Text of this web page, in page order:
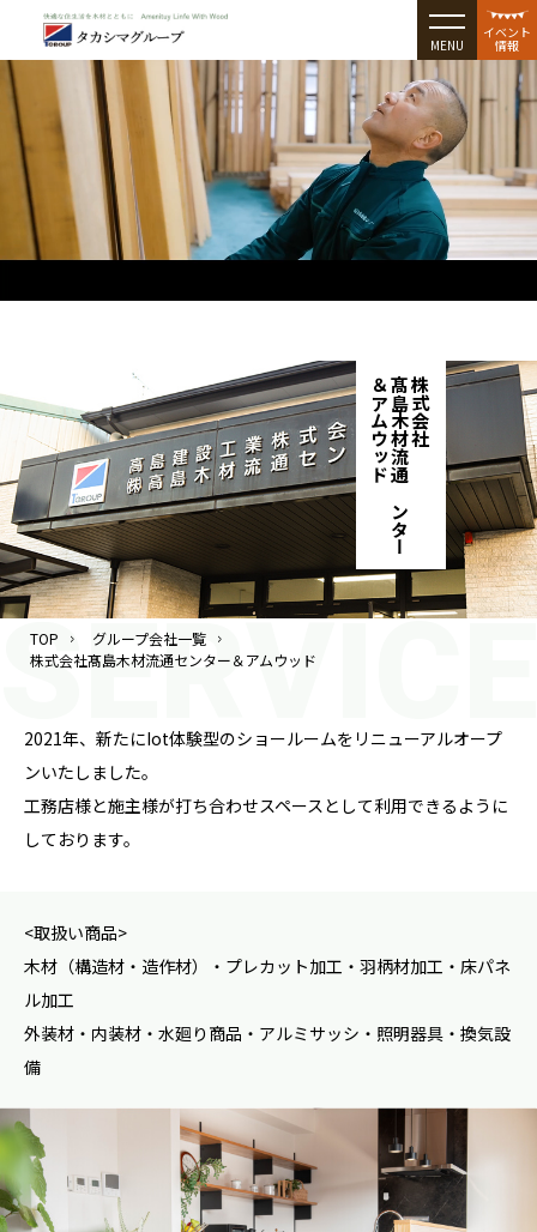
MENU
イベント
情報
株式会社
髙島木材流通センター
＆アムウッド
TOP
グループ会社一覧
株式会社髙島木材流通センター＆アムウッド
2021年、新たにIot体験型のショールームをリニューアルオープ
ンいたしました。
工務店様と施主様が打ち合わせスペースとして利用できるように
しております。
<取扱い商品>
木材（構造材・造作材）・プレカット加工・羽柄材加工・床パネ
ル加工
外装材・内装材・水廻り商品・アルミサッシ・照明器具・換気設
備